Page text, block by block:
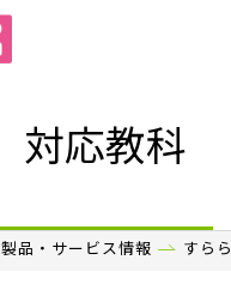
対応教科
製品・サービス情報 すらら